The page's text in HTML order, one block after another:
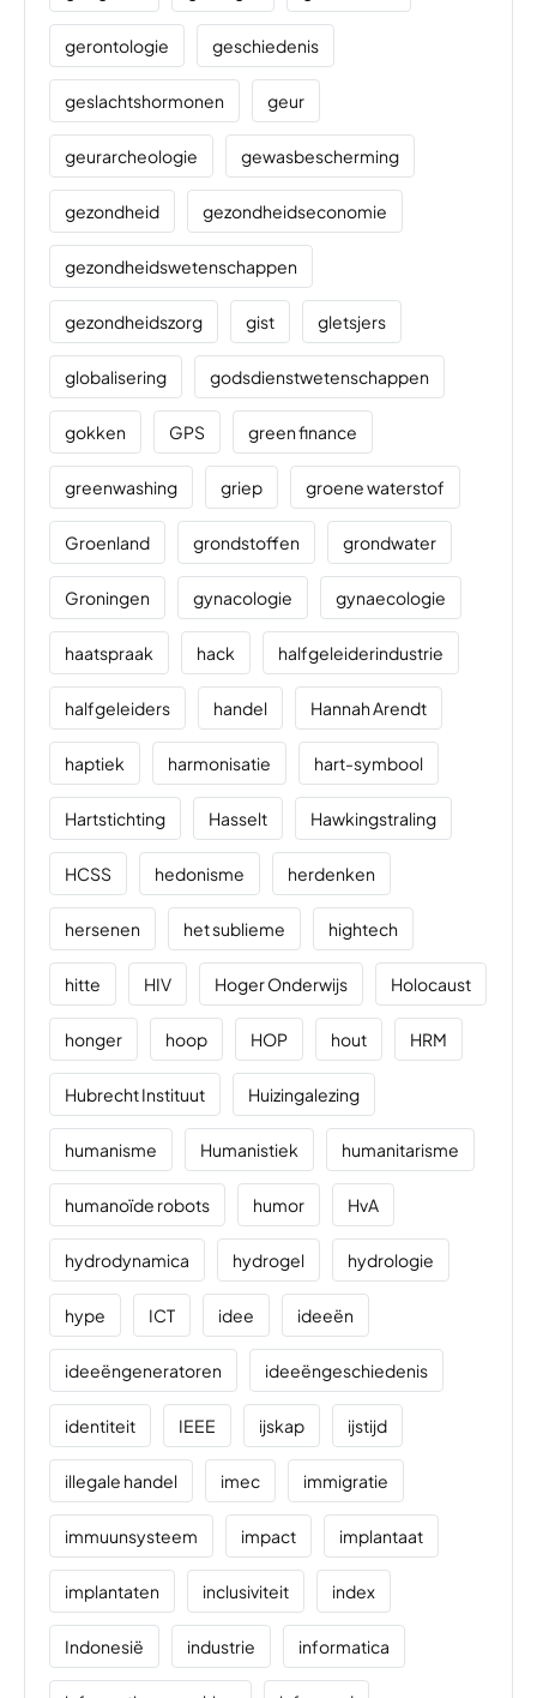
gerontologie geschiedenis
geslachtshormonen geur
geurarcheologie gewasbescherming
gezondheid gezondheidseconomie
gezondheidswetenschappen
gezondheidszorg gist gletsjers
globalisering godsdienstwetenschappen
gokken GPS green finance
greenwashing griep groene waterstof
Groenland grondstoffen grondwater
Groningen gynacologie gynaecologie
haatspraak hack halfgeleiderindustrie
halfgeleiders handel Hannah Arendt
haptiek harmonisatie hart-symbool
Hartstichting Hasselt Hawkingstraling
HCSS hedonisme herdenken
hersenen het sublieme hightech
hitte HIV Hoger Onderwijs Holocaust
honger hoop HOP hout HRM
Hubrecht Instituut Huizingalezing
humanisme Humanistiek humanitarisme
humanoïde robots humor HvA
hydrodynamica hydrogel hydrologie
hype ICT idee ideeën
ideeëngeneratoren ideeëngeschiedenis
identiteit IEEE ijskap ijstijd
illegale handel imec immigratie
immuunsysteem impact implantaat
implantaten inclusiviteit index
Indonesië industrie informatica